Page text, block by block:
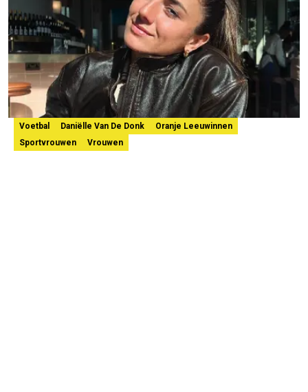
Voetbal Daniëlle Van De Donk
Oranje Leeuwinnen
Sportvrouwen
Vrouwen